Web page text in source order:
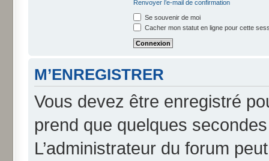
Renvoyer l’e-mail de confirmation
Se souvenir de moi
Cacher mon statut en ligne pour cette
M’ENREGISTRER
Vous devez être enregistré
prend que quelques
L’administrateur du forum